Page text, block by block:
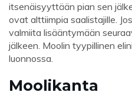
itsenäisyyttään pian sen
ovat alttiimpia saalistajille.
valmiita lisääntymään
jälkeen. Moolin tyypillinen
luonnossa.
Moolikanta